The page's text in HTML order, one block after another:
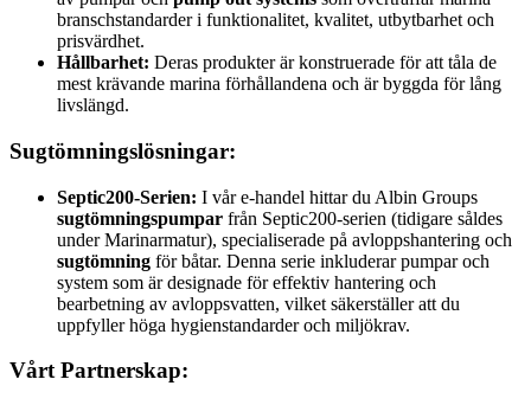
branschstandarder i funktionalitet, kvalitet, utbytbarhet och
prisvärdhet.
Hållbarhet: Deras produkter är konstruerade för att tåla de
mest krävande marina förhållandena och är byggda för lång
livslängd.
Sugtömningslösningar:
Septic200-Serien: I vår e-handel hittar du Albin Groups
sugtömningspumpar från Septic200-serien (tidigare såldes
under Marinarmatur), specialiserade på avloppshantering och
sugtömning för båtar. Denna serie inkluderar pumpar och
system som är designade för effektiv hantering och
bearbetning av avloppsvatten, vilket säkerställer att du
uppfyller höga hygienstandarder och miljökrav.
Vårt Partnerskap: